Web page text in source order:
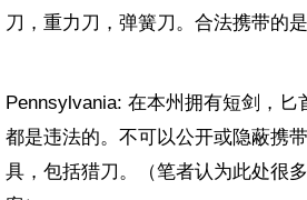
刀，重力刀，弹簧刀。合法携带的是
Pennsylvania: 在本州拥有短剑，匕
都是违法的。不可以公开或隐蔽携
具，包括猎刀。（笔者认为此处很